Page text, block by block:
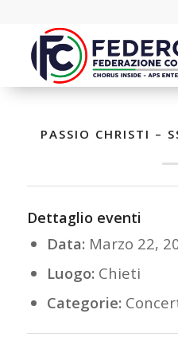
PASSIO CHRISTI –
Dettaglio eventi
Data: Marzo 22,
Luogo: Chieti
Categorie: